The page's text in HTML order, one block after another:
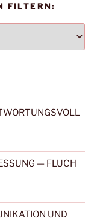
FILTERN:
— FLUCH
UND